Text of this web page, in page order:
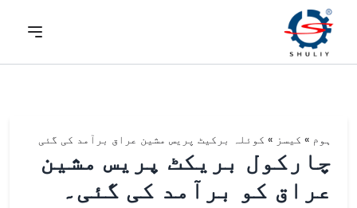
ہوم » کیسز » کوئلہ برکیٹ پریس مشین عراق برآمد کی گئی
چارکول بریکٹ پریس مشین
عراق کو برآمد کی گئی۔